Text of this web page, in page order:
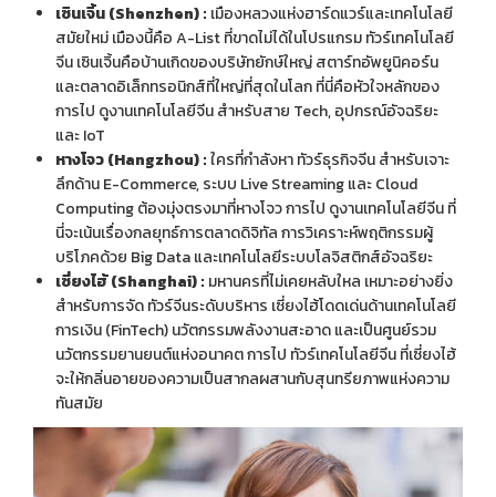
เซินเจิ้น (Shenzhen) : เมืองหลวงแห่งฮาร์ดแวร์และเทคโนโลยี
สมัยใหม่ เมืองนี้คือ A-List ที่ขาดไม่ได้ในโปรแกรม ทัวร์เทคโนโลยี
จีน เซินเจิ้นคือบ้านเกิดของบริษัทยักษ์ใหญ่ สตาร์ทอัพยูนิคอร์น
และตลาดอิเล็กทรอนิกส์ที่ใหญ่ที่สุดในโลก ที่นี่คือหัวใจหลักของ
การไป ดูงานเทคโนโลยีจีน สำหรับสาย Tech, อุปกรณ์อัจฉริยะ
และ IoT
หางโจว (Hangzhou) :ใครที่กำลังหา ทัวร์ธุรกิจจีน สำหรับเจาะ
ลึกด้าน E-Commerce, ระบบ Live Streaming และ Cloud
Computing ต้องมุ่งตรงมาที่หางโจว การไป ดูงานเทคโนโลยีจีน ที่
นี่จะเน้นเรื่องกลยุทธ์การตลาดดิจิทัล การวิเคราะห์พฤติกรรมผู้
บริโภคด้วย Big Data และเทคโนโลยีระบบโลจิสติกส์อัจฉริยะ
เซี่ยงไฮ้ (Shanghai) : มหานครที่ไม่เคยหลับใหล เหมาะอย่างยิ่ง
สำหรับการจัด ทัวร์จีนระดับบริหาร เซี่ยงไฮ้โดดเด่นด้านเทคโนโลยี
การเงิน (FinTech) นวัตกรรมพลังงานสะอาด และเป็นศูนย์รวม
นวัตกรรมยานยนต์แห่งอนาคต การไป ทัวร์เทคโนโลยีจีน ที่เซี่ยงไฮ้
จะให้กลิ่นอายของความเป็นสากลผสานกับสุนทรียภาพแห่งความ
ทันสมัย